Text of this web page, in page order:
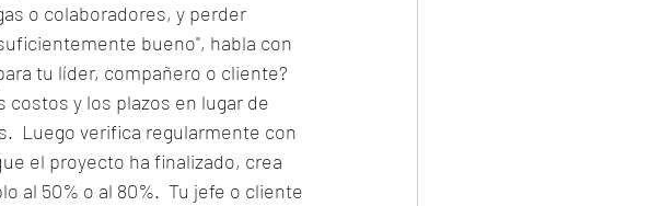
o colaboradores, y perder
bueno", habla con
tu líder, compañero o cliente?
y los plazos en lugar de
Luego verifica regularmente con
el proyecto ha finalizado, crea
al 50% o al 80%.  Tu jefe o cliente